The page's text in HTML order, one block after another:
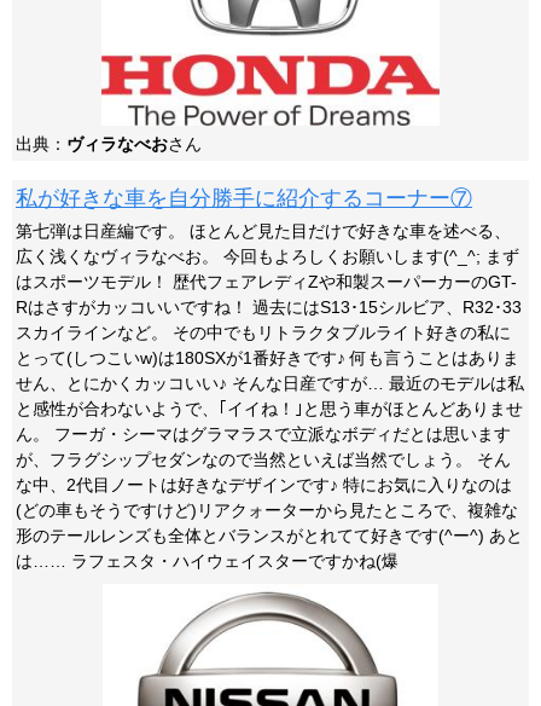
出典： ヴィラなべおさん
私が好きな車を自分勝手に紹介するコーナー⑦
第七弾は日産編です。 ほとんど見た目だけで好きな車を述べる、
広く浅くなヴィラなべお。 今回もよろしくお願いします(^_^; まず
はスポーツモデル！ 歴代フェアレディZや和製スーパーカーのGT-
Rはさすがカッコいいですね！ 過去にはS13･15シルビア、R32･33
スカイラインなど。 その中でもリトラクタブルライト好きの私に
とって(しつこいw)は180SXが1番好きです♪ 何も言うことはありま
せん、とにかくカッコいい♪ そんな日産ですが… 最近のモデルは私
と感性が合わないようで、｢イイね！｣と思う車がほとんどありませ
ん。 フーガ・シーマはグラマラスで立派なボディだとは思います
が、フラグシップセダンなので当然といえば当然でしょう。 そん
な中、2代目ノートは好きなデザインです♪ 特にお気に入りなのは
(どの車もそうですけど)リアクォーターから見たところで、複雑な
形のテールレンズも全体とバランスがとれてて好きです(^ー^) あと
は…… ラフェスタ・ハイウェイスターですかね(爆